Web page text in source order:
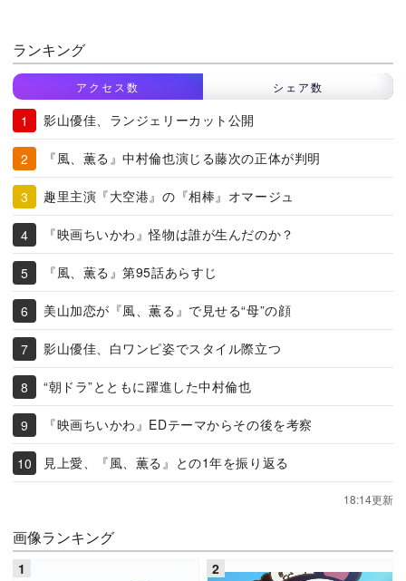
ランキング
アクセス数 シェア数
影山優佳、ランジェリーカット公開
『風、薫る』中村倫也演じる藤次の正体が判明
趣里主演『大空港』の『相棒』オマージュ
『映画ちいかわ』怪物は誰が生んだのか？
『風、薫る』第95話あらすじ
美山加恋が『風、薫る』で見せる“母”の顔
影山優佳、白ワンピ姿でスタイル際立つ
“朝ドラ”とともに躍進した中村倫也
『映画ちいかわ』EDテーマからその後を考察
見上愛、『風、薫る』との1年を振り返る
18:14更新
画像ランキング